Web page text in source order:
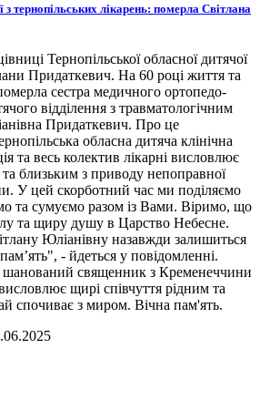
з тернопільських лікарень: померла Світлана
Тернопільської обласної дитячої
Придаткевич. На 60 році життя та
сестра медичного ортопедо-
відділення з травматологічним
Придаткевич. Про це
обласна дитяча клінічна
та весь колектив лікарні висловлює
близьким з приводу непоправної
У цей скорботний час ми поділяємо
та сумуємо разом із Вами. Віримо, що
та щиру душу в Царство Небесне.
Юліанівну назавжди залишиться
- йдеться у повідомленні.
священник з Кременеччини
щирі співчуття рідним та
спочиває з миром. Вічна пам'ять.